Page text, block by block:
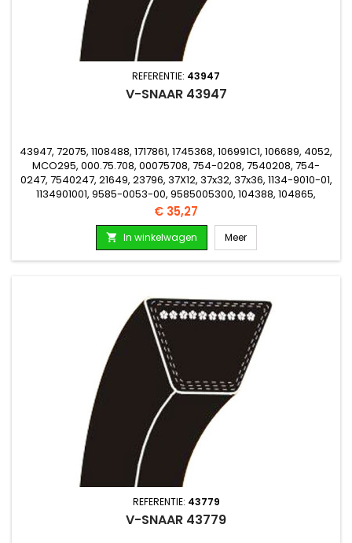
REFERENTIE: 43947
V-SNAAR 43947
43947, 72075, 1108488, 1717861, 1745368, 106991C1, 106689, 4052,
MCO295, 000.75.708, 00075708, 754-0208, 7540208, 754-
0247, 7540247, 21649, 23796, 37X12, 37x32, 37x36, 1134-9010-01,
1134901001, 9585-0053-00, 9585005300, 104388, 104865,
106689, 8976, 104388, 104865, 8976, 4262513, 4269501,
4269502, 165169, 165184, 365189A, 205155
Prijs
€ 35,27
 In winkelwagen Meer
REFERENTIE: 43779
V-SNAAR 43779